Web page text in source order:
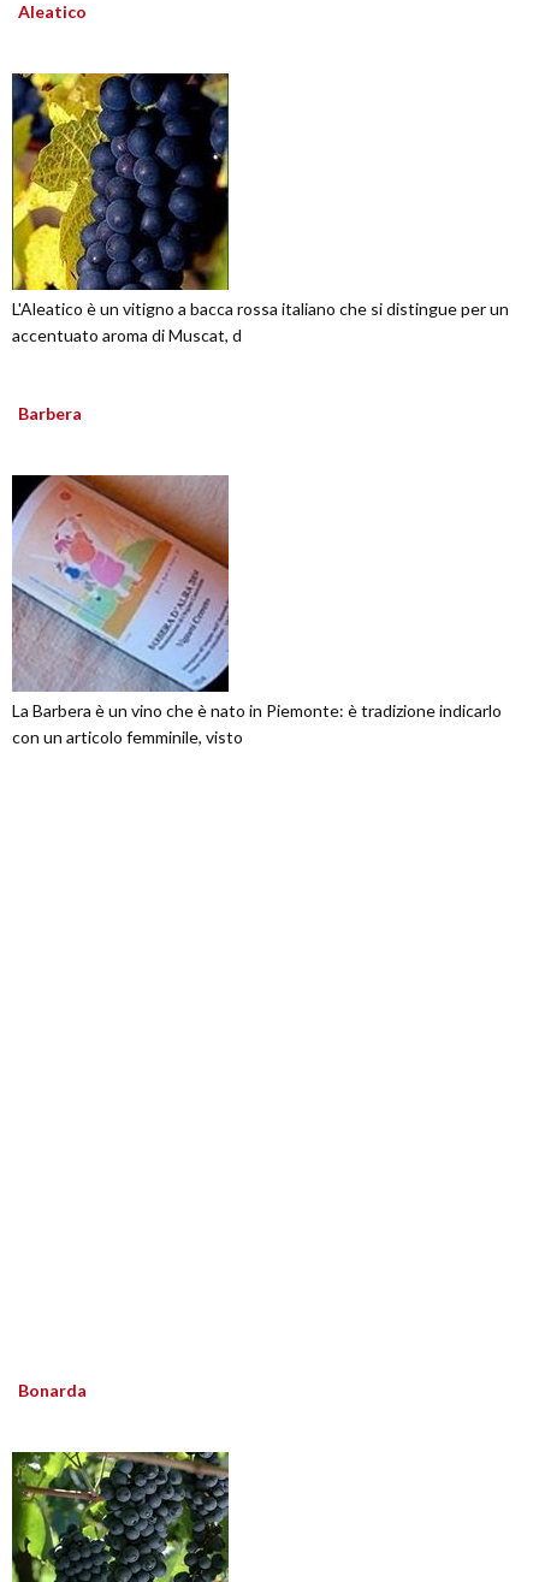
Aleatico
L'Aleatico è un vitigno a bacca rossa italiano che si distingue per un
accentuato aroma di Muscat, d
Barbera
La Barbera è un vino che è nato in Piemonte: è tradizione indicarlo
con un articolo femminile, visto
Bonarda